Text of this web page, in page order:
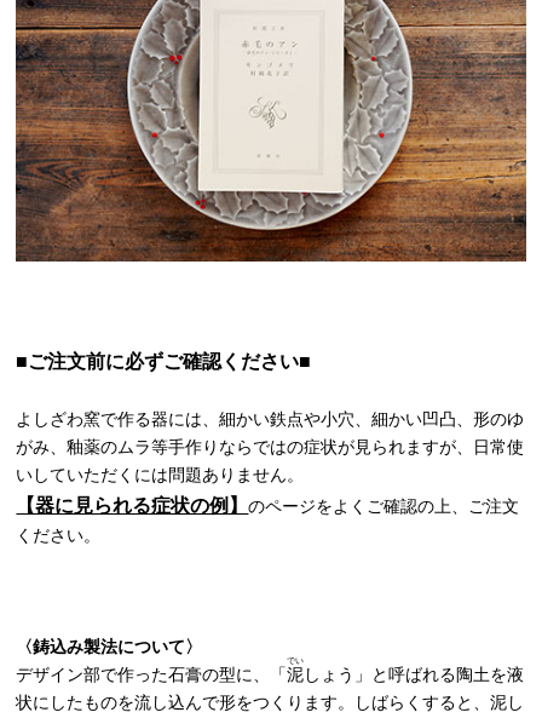
■ご注文前に必ずご確認ください■
よしざわ窯で作る器には、細かい鉄点や小穴、細かい凹凸、形のゆ
がみ、釉薬のムラ等手作りならではの症状が見られますが、日常使
いしていただくには問題ありません。
【器に見られる症状の例】のページをよくご確認の上、ご注文
ください。
〈鋳込み製法について〉
デザイン部で作った石膏の型に、「泥
でい
しょう」と呼ばれる陶土を液
状にしたものを流し込んで形をつくります。しばらくすると、泥し